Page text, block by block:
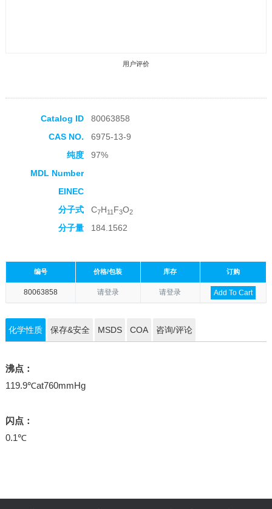
用户评价
Catalog ID
80063858
CAS NO.
6975-13-9
纯度
97%
MDL Number
EINEC
分子式
C7H11 F3O2
分子量 184.1562
编号 价格/包装 库存 订购
80063858 请登录 请登录 Add To Cart
化学性质 保存&安全 MSDS COA 咨询/评论
沸点：
119.9℃at760mmHg
闪点：
0.1℃